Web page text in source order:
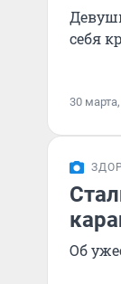
себя
30
Об